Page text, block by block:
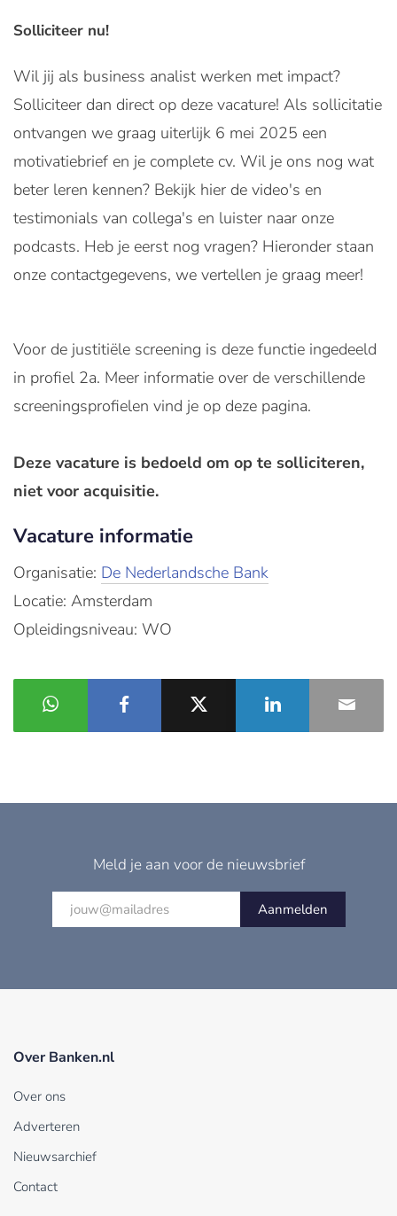
Solliciteer nu!
Wil jij als business analist werken met impact?
Solliciteer dan direct op deze vacature! Als sollicitatie
ontvangen we graag uiterlijk 6 mei 2025 een
motivatiebrief en je complete cv. Wil je ons nog wat
beter leren kennen? Bekijk hier de video's en
testimonials van collega's en luister naar onze
podcasts. Heb je eerst nog vragen? Hieronder staan
onze contactgegevens, we vertellen je graag meer!
Voor de justitiële screening is deze functie ingedeeld
in profiel 2a. Meer informatie over de verschillende
screeningsprofielen vind je op deze pagina.
Deze vacature is bedoeld om op te solliciteren,
niet voor acquisitie.
Vacature informatie
Organisatie: De Nederlandsche Bank
Locatie: Amsterdam
Opleidingsniveau: WO
Meld je aan voor de nieuwsbrief
Aanmelden
Over Banken.nl
Over ons
Adverteren
Nieuwsarchief
Contact